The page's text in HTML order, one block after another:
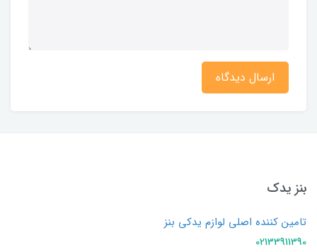
ارسال دیدگاه
بنز یدک
تامین کننده اصلی لوازم یدکی بنز
02133911390